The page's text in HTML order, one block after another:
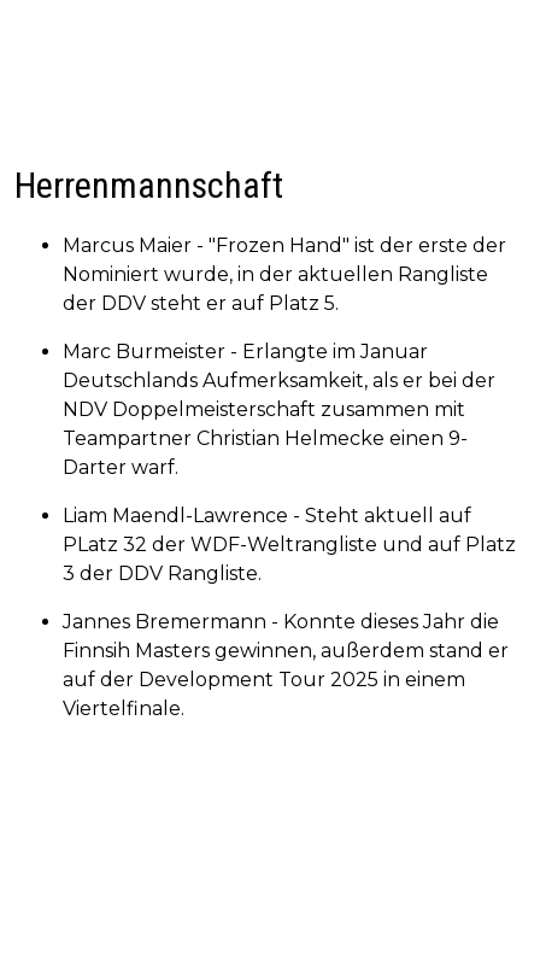
Herrenmannschaft
Marcus Maier - "Frozen Hand" ist der erste der
Nominiert wurde, in der aktuellen Rangliste
der DDV steht er auf Platz 5.
Marc Burmeister - Erlangte im Januar
Deutschlands Aufmerksamkeit, als er bei der
NDV Doppelmeisterschaft zusammen mit
Teampartner Christian Helmecke einen 9-
Darter warf.
Liam Maendl-Lawrence - Steht aktuell auf
PLatz 32 der WDF-Weltrangliste und auf Platz
3 der DDV Rangliste.
Jannes Bremermann - Konnte dieses Jahr die
Finnsih Masters gewinnen, außerdem stand er
auf der Development Tour 2025 in einem
Viertelfinale.